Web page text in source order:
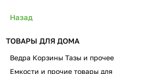
Назад
ТОВАРЫ ДЛЯ ДОМА
Ведра Корзины Тазы и прочее
Емкости и прочие товары для